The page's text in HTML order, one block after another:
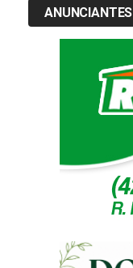
ANUNCIANTES